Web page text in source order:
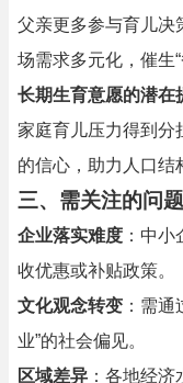
父亲更多参与育儿决
场需求多元化，催生“
长期生育意愿的潜在
家庭育儿压力得到分
的信心，助力人口结
三、需关注的问题
企业落实难度 ：中
收优惠或补贴政策。
文化观念转变 ：需
业”的社会偏见。
区域差异 ：各地经